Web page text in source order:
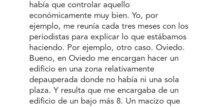
había que controlar aquello
económicamente muy bien. Yo, por
ejemplo, me reunía cada tres meses con los
periodistas para explicar lo que estábamos
haciendo. Por ejemplo, otro caso. Oviedo.
Bueno, en Oviedo me encargan hacer un
edificio en una zona relativamente
depauperada donde no había ni una sola
plaza. Y resulta que me encargaba de un
edificio de un bajo más 8. Un macizo que